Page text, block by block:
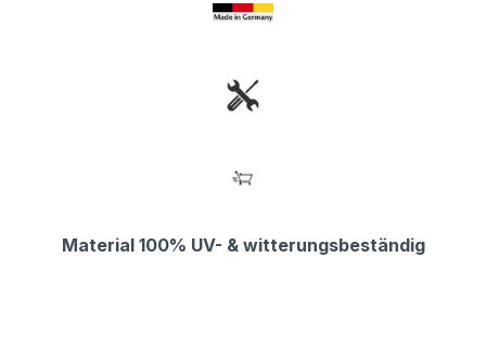
Material 100% UV- & witterungsbeständig